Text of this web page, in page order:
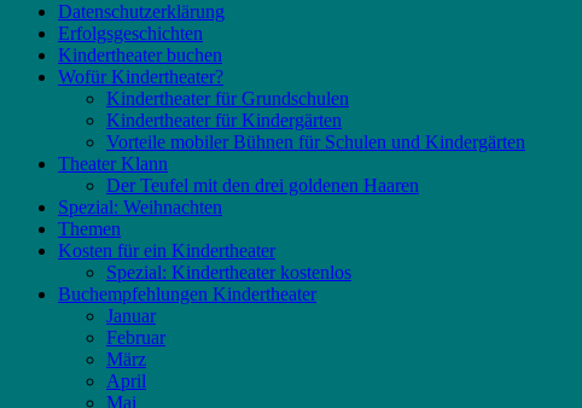
Datenschutzerklärung
Erfolgsgeschichten
Kindertheater buchen
Wofür Kindertheater?
Kindertheater für Grundschulen
Kindertheater für Kindergärten
Vorteile mobiler Bühnen für Schulen und Kindergärten
Theater Klann
Der Teufel mit den drei goldenen Haaren
Spezial: Weihnachten
Themen
Kosten für ein Kindertheater
Spezial: Kindertheater kostenlos
Buchempfehlungen Kindertheater
Januar
Februar
März
April
Mai